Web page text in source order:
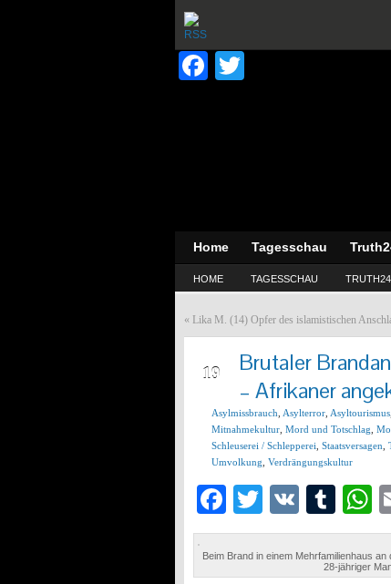
Facebook
Home Tagesschau
HOME TAGESSCHAU
« Lika M. (14) Opfer des islamistischen
19
Brutaler
– Afrikaner
Asylmissbrauch Asylterror Asyltourismus
Mitnahmekultur Mord und Totschlag
Schleuserei / Schlepperei Staatsversagen
Umvolkung Verdrängungskultur
Facebook
Twitter
VK
Beim Brand in einem Mehrfamilienhaus
28-jähriger